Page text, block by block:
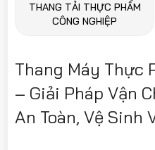
THANG TẢI THỰC PHẨM
CÔNG NGHIỆP
Thang Máy Thực
– Giải Pháp Vận
An Toàn, Vệ Sinh